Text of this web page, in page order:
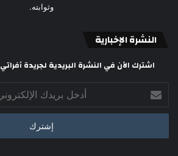
وثوابته.
النشرة الإخبارية
اشترك الآن في النشرة البريدية لجريدة أفراتي 24، لتصلك آخر الأخبار
أدخل
بريدك
الإلكتروني